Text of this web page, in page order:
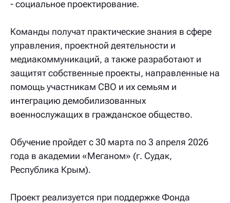
- социальное проектирование.
Команды получат практические знания в сфере
управления, проектной деятельности и
медиакоммуникаций, а также разработают и
защитят собственные проекты, направленные на
помощь участникам СВО и их семьям и
интеграцию демобилизованных
военнослужащих в гражданское общество.
Обучение пройдет с 30 марта по 3 апреля 2026
года в академии «Меганом» (г. Судак,
Республика Крым).
Проект реализуется при поддержке Фонда